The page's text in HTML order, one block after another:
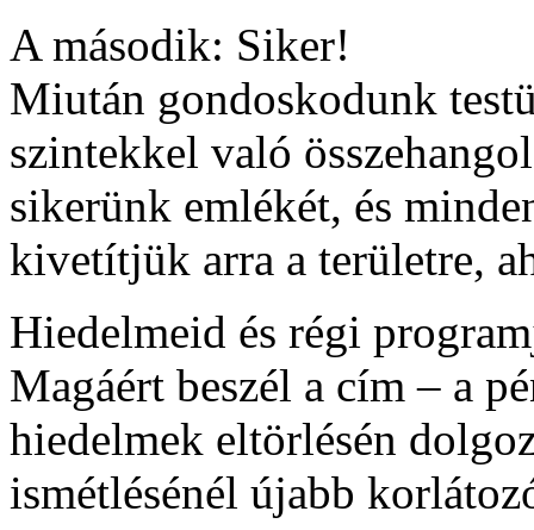
A második: Siker!
Miután gondoskodunk
szintekkel való
sikerünk emlékét, és
kivetítjük arra a területre,
Hiedelmeid és régi
Magáért beszél a cím – a
hiedelmek eltörlésén
ismétlésénél újabb